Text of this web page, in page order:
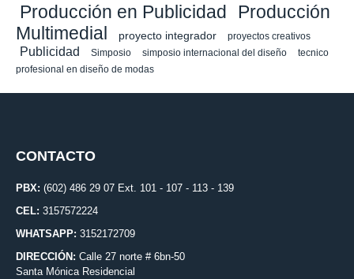
Producción en Publicidad
Producción
Multimedial
proyecto integrador proyectos creativos
Publicidad Simposio simposio internacional del diseño
tecnico
profesional en diseño de modas
CONTACTO
PBX: (602) 486 29 07 Ext. 101 - 107 - 113 - 139
CEL: 3157572224
WHATSAPP: 3152172709
DIRECCIÓN: Calle 27 norte # 6bn-50
Santa Mónica Residencial